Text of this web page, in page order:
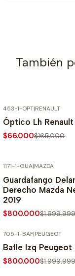
También
453-1-OPT|RENAULT
Óptico Lh
$66.000$165.000
1171-1-GUA|MAZDA
Guardafango
Derecho Mazda
2019
$800.000$1.999.999
705-1-BAF|PEUGEOT
Bafle Izq Peugeot
$800.000$1.999.999